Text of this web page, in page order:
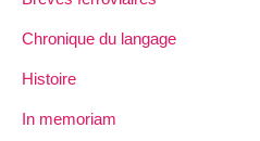
Chronique du langage
Histoire
In memoriam